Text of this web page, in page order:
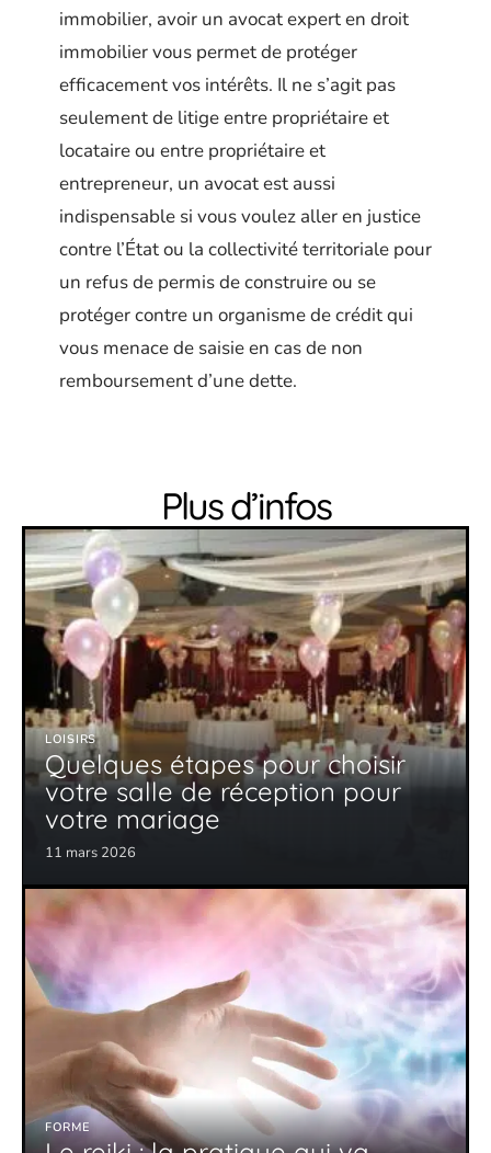
immobilier, avoir un avocat expert en droit
immobilier vous permet de protéger
efficacement vos intérêts. Il ne s’agit pas
seulement de litige entre propriétaire et
locataire ou entre propriétaire et
entrepreneur, un avocat est aussi
indispensable si vous voulez aller en justice
contre l’État ou la collectivité territoriale pour
un refus de permis de construire ou se
protéger contre un organisme de crédit qui
vous menace de saisie en cas de non
remboursement d’une dette.
Plus d’infos
LOISIRS
Quelques étapes pour choisir
votre salle de réception pour
votre mariage
11 mars 2026
FORME